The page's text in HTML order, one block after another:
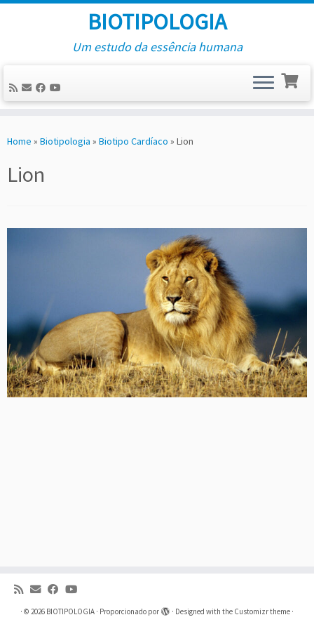
to
BIOTIPOLOGIA
Um estudo da essência humana
Home » Biotipologia » Biotipo Cardíaco » Lion
Lion
· © 2026 BIOTIPOLOGIA · Proporcionado por · Designed with the Customizr theme ·